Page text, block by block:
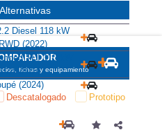
fichas y equipamiento
Descatalogado Prototipo
Alternativas
Diesel 118 kW
(2022)
TDI 110 kW
2026)
(2024)